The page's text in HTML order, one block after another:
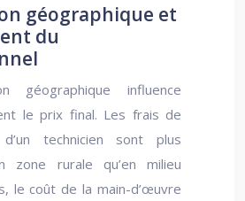
géographique et
du
géographique influence
le prix final. Les frais de
d’un technicien sont plus
zone rurale qu’en milieu
le coût de la main-d’œuvre